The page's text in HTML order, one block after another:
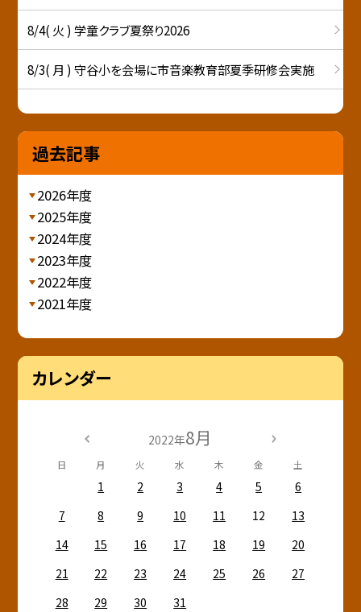
8/4( 火 ) 学童クラブ夏祭り2026
8/3( 月 ) 守谷小を会場に市音楽教育部夏季研修会実施
過去記事
2026年度
2025年度
2024年度
2023年度
2022年度
2021年度
カレンダー
2022年8月
日 月 火 水 木 金 土
1 2 3 4 5
6
7
8 9 10 11 12
13
14
15 16 17 18 19
20
21
22 23 24 25 26
27
28
29 30 31